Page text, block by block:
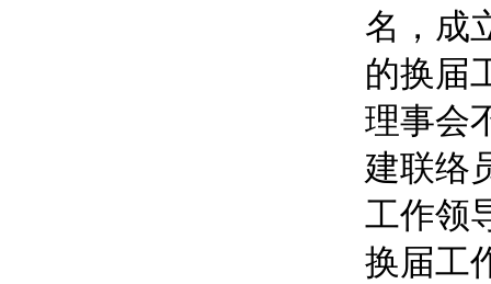
名，成
的换届
理事会
建联络
工作领
换届工